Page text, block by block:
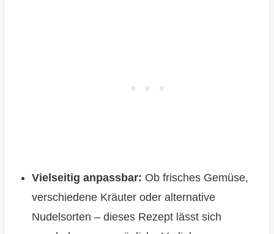
Vielseitig anpassbar: Ob frisches Gemüse,
verschiedene Kräuter oder alternative
Nudelsorten – dieses Rezept lässt sich